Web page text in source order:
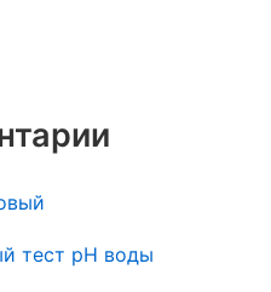
тест pH воды